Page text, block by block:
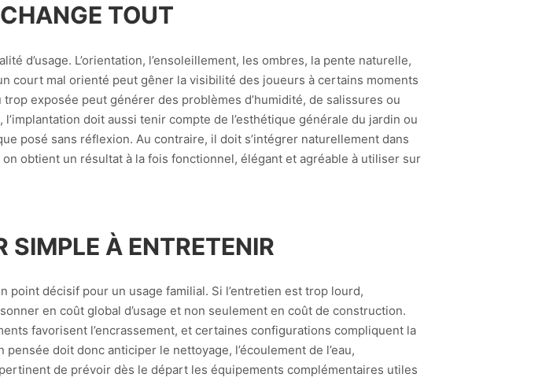
TOUT
d’usage. L’orientation, l’ensoleillement, les ombres, la pente naturelle,
court mal orienté peut gêner la visibilité des joueurs à certains moments
exposée peut générer des problèmes d’humidité, de salissures ou
, l’implantation doit aussi tenir compte de l’esthétique générale du jardin ou
posé sans réflexion. Au contraire, il doit s’intégrer naturellement dans
obtient un résultat à la fois fonctionnel, élégant et agréable à utiliser sur
SIMPLE À ENTRETENIR
point décisif pour un usage familial. Si l’entretien est trop lourd,
en coût global d’usage et non seulement en coût de construction.
favorisent l’encrassement, et certaines configurations compliquent la
pensée doit donc anticiper le nettoyage, l’écoulement de l’eau,
de prévoir dès le départ les équipements complémentaires utiles